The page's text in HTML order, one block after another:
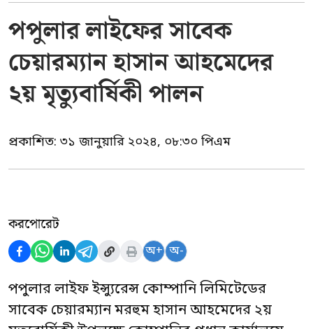
পপুলার লাইফের সাবেক
চেয়ারম্যান হাসান আহমেদের
২য় মৃত্যুবার্ষিকী পালন
প্রকাশিত: ৩১ জানুয়ারি ২০২৪, ০৮:৩০ পিএম
করপোরেট
অ+ অ-
পপুলার লাইফ ইন্স্যুরেন্স কোম্পানি লিমিটেডের
সাবেক চেয়ারম্যান মরহুম হাসান আহমেদের ২য়